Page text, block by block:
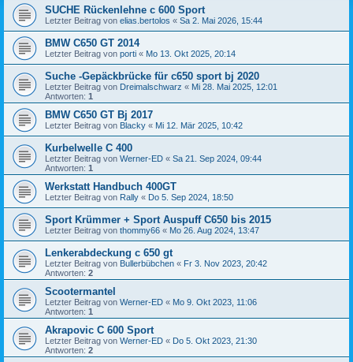
SUCHE Rückenlehne c 600 Sport
Letzter Beitrag von elias.bertolos « Sa 2. Mai 2026, 15:44
BMW C650 GT 2014
Letzter Beitrag von porti « Mo 13. Okt 2025, 20:14
Suche -Gepäckbrücke für c650 sport bj 2020
Letzter Beitrag von Dreimalschwarz « Mi 28. Mai 2025, 12:01
Antworten: 1
BMW C650 GT Bj 2017
Letzter Beitrag von Blacky « Mi 12. Mär 2025, 10:42
Kurbelwelle C 400
Letzter Beitrag von Werner-ED « Sa 21. Sep 2024, 09:44
Antworten: 1
Werkstatt Handbuch 400GT
Letzter Beitrag von Rally « Do 5. Sep 2024, 18:50
Sport Krümmer + Sport Auspuff C650 bis 2015
Letzter Beitrag von thommy66 « Mo 26. Aug 2024, 13:47
Lenkerabdeckung c 650 gt
Letzter Beitrag von Bullerbübchen « Fr 3. Nov 2023, 20:42
Antworten: 2
Scootermantel
Letzter Beitrag von Werner-ED « Mo 9. Okt 2023, 11:06
Antworten: 1
Akrapovic C 600 Sport
Letzter Beitrag von Werner-ED « Do 5. Okt 2023, 21:30
Antworten: 2